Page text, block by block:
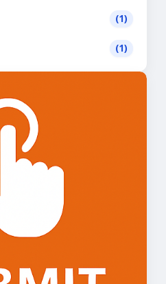
(1)
(1)